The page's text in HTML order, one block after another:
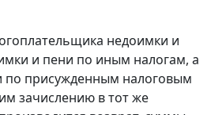
недоимки и
и пени по иным налогам, а
по присужденным налоговым
зачислению в тот же